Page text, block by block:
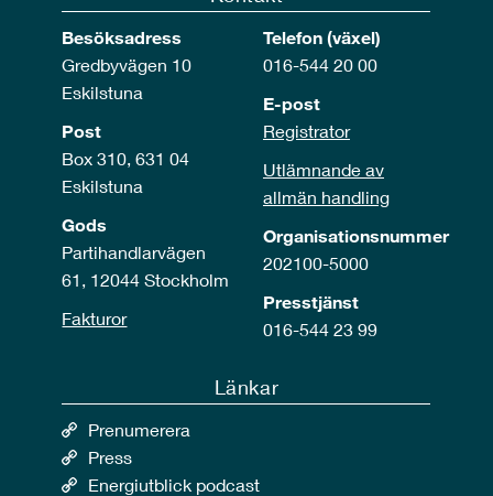
Besöksadress
Gredbyvägen 10
Eskilstuna
Post
Box 310, 631 04
Eskilstuna
Gods
Partihandlarvägen
61, 12044 Stockholm
Fakturor
Telefon (växel)
016-544 20 00
E-post
Registrator
Utlämnande av
allmän handling
Organisationsnummer
202100-5000
Presstjänst
016-544 23 99
Länkar
Prenumerera
Press
Energiutblick podcast